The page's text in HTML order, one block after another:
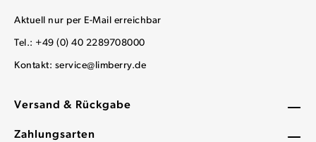
Versand & Rückgabe
Zahlungsarten
Aktuell nur per E-Mail erreichbar
Tel.: +49 (0) 40 2289708000
Kontakt: service@limberry.de